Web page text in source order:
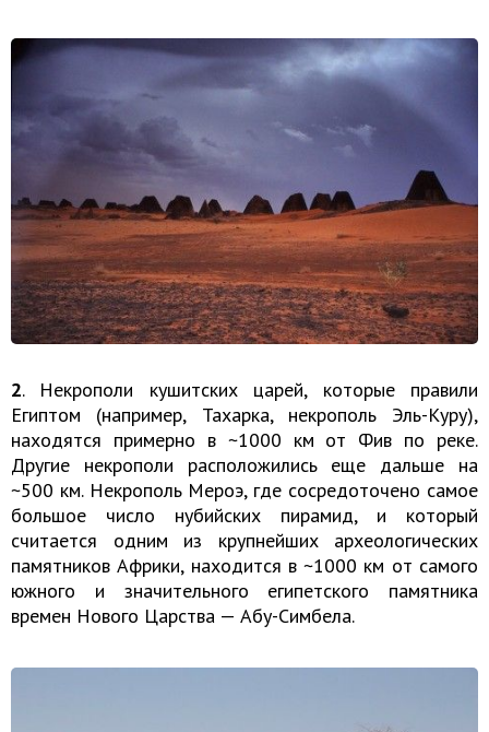
2. Некрополи кушитских царей, которые правили
Египтом (например, Тахарка, некрополь Эль-Куру),
находятся примерно в ~1000 км от Фив по реке.
Другие некрополи расположились еще дальше на
~500 км. Некрополь Мероэ, где сосредоточено самое
большое число нубийских пирамид, и который
считается одним из крупнейших археологических
памятников Африки, находится в ~1000 км от самого
южного и значительного египетского памятника
времен Нового Царства — Абу-Симбела.